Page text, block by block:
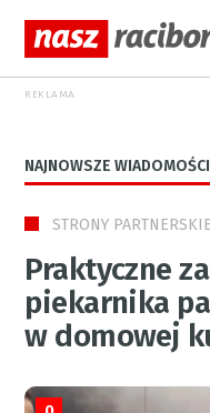
REKLAMA
NAJNOWSZE WIADOMOŚCI
STRONY PARTNERSKIE
Praktyczne
piekarnika
w domowej